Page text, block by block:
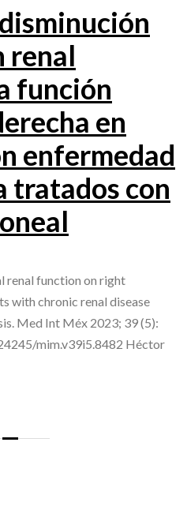
renal
función
en
enfermedad
tratados con
renal function on right
with chronic renal disease
Med Int Méx 2023; 39 (5):
mim.v39i5.8482 Héctor